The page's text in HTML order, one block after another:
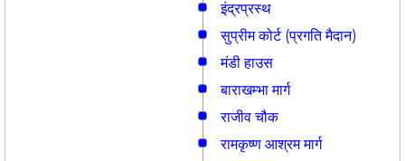
इंद्रप्रस्थ
सुप्रीम कोर्ट (प्रगति मैदान)
मंडी हाउस
बाराखम्भा मार्ग
राजीव चौक
रामकृष्ण आश्रम मार्ग